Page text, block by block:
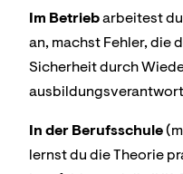
Im Betriebarbeitest
an, machst Fehler, die
Sicherheit durch
In der Berufsschule
lernst du die Theorie